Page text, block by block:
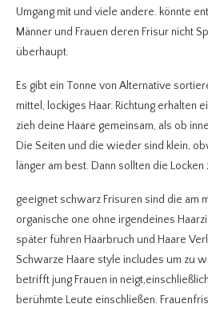
Umgang mit und viele andere. könnte
Männer und Frauen deren Frisur nicht
überhaupt.
Es gibt ein Tonne von Alternative
mittel, lockiges Haar. Richtung erhalten
zieh deine Haare gemeinsam, als ob
Die Seiten und die wieder sind klein,
länger am best. Dann sollten die
geeignet schwarz Frisuren sind die am
organische one ohne irgendeines
später führen Haarbruch und Haare
Schwarze Haare style includes um zu
betrifft jung Frauen in
berühmte Leute einschließen.